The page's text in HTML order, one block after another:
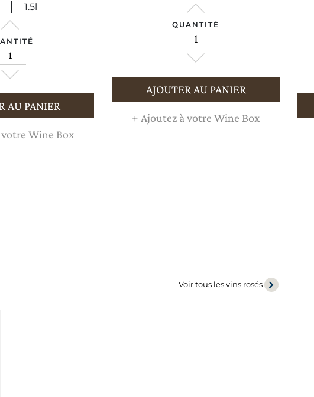
1.5l
AU PANIER
Wine Box
QUANTITÉ
AJOUTER AU PANIER
+ Ajoutez à votre Wine Box
Voir tous les vins rosés